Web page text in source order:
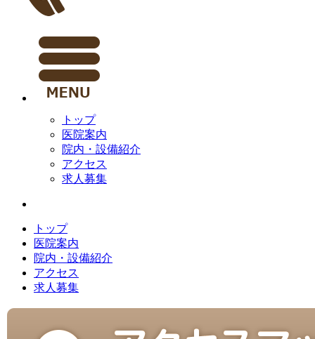
トップ
医院案内
院内・設備紹介
アクセス
求人募集
トップ
医院案内
院内・設備紹介
アクセス
求人募集